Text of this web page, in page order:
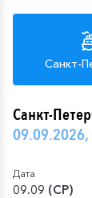
Санкт-
Санкт-
09.09.2026,
Дата
09.09 (СР)